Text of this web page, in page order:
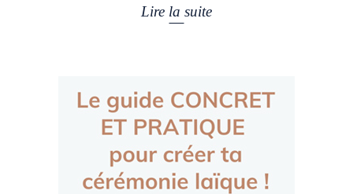
Lire la suite